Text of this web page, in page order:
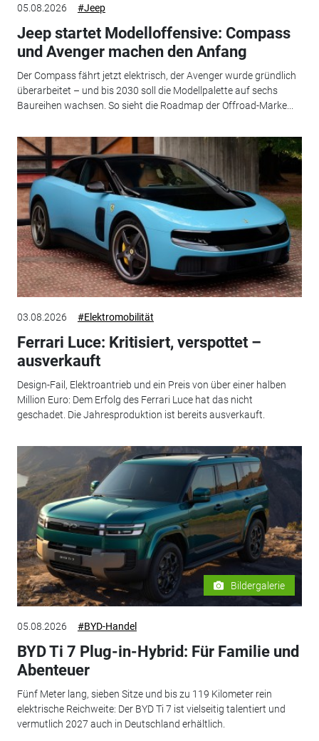
05.08.2026 #Jeep
Jeep startet Modelloffensive: Compass
und Avenger machen den Anfang
Der Compass fährt jetzt elektrisch, der Avenger wurde gründlich
überarbeitet – und bis 2030 soll die Modellpalette auf sechs
Baureihen wachsen. So sieht die Roadmap der Offroad-Marke...
03.08.2026 #Elektromobilität
Ferrari Luce: Kritisiert, verspottet –
ausverkauft
Design-Fail, Elektroantrieb und ein Preis von über einer halben
Million Euro: Dem Erfolg des Ferrari Luce hat das nicht
geschadet. Die Jahresproduktion ist bereits ausverkauft.
Bildergalerie
05.08.2026 #BYD-Handel
BYD Ti 7 Plug-in-Hybrid: Für Familie und
Abenteuer
Fünf Meter lang, sieben Sitze und bis zu 119 Kilometer rein
elektrische Reichweite: Der BYD Ti 7 ist vielseitig talentiert und
vermutlich 2027 auch in Deutschland erhältlich.